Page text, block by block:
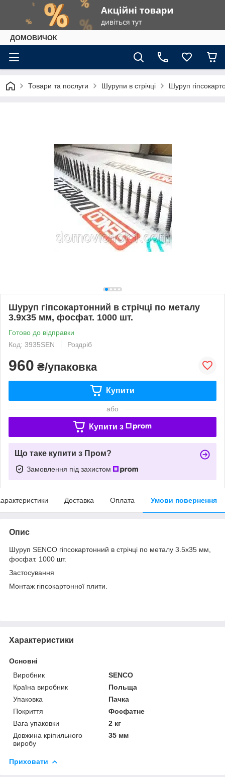
ДОМОВИЧОК
Товари та послуги Шурупи в стрічці Шуруп
Шуруп гіпсокартонний в стрічці по металу
3.9х35 мм, фосфат. 1000 шт.
Готово до відправки
Код: 3935SEN
Роздріб
960 ₴/упаковка
Купити
або
Купити з
Що таке купити з Пром?
Замовлення під захистом
Доставка Оплата Умови повернення
Опис
Шуруп SENCO гіпсокартонний в стрічці по металу 3.5х35 мм,
фосфат. 1000 шт.
Застосування
Монтаж гіпсокартонної плити.
Характеристики
Основні
Виробник
SENCO
Країна виробник
Польща
Упаковка
Пачка
Покриття
Фосфатне
Вага упаковки
2 кг
Довжина кріпильного
виробу
35 мм
Приховати